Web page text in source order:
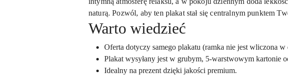
naturą. Pozwól, aby ten plakat stał się centralnym punktem
Warto wiedzieć
Oferta dotyczy samego plakatu (ramka nie jest wliczona w
Plakat wysyłany jest w grubym, 5-warstwowym kartonie
Idealny na prezent dzięki jakości premium.